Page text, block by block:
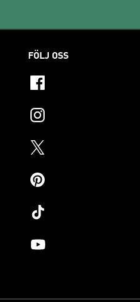
FÖLJ OSS